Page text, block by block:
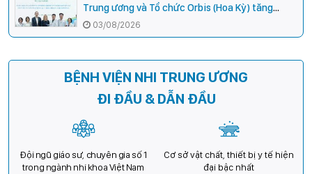
Trung ương và Tổ chức Orbis (Hoa Kỳ) tăng
cường hợp tác, mở rộng cơ hội bảo vệ thị lực
cho trẻ em Việt Nam
03/08/2026
BỆNH VIỆN NHI TRUNG ƯƠNG
ĐI ĐẦU & DẪN ĐẦU
Đội ngũ giáo sư, chuyên gia số 1
trong ngành nhi khoa Việt Nam
Cơ sở vật chất, thiết bị y tế hiện
đại bậc nhất